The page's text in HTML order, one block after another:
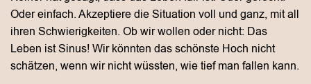
Oder einfach. Akzeptiere die Situation voll und ganz, mit all
ihren Schwierigkeiten. Ob wir wollen oder nicht: Das
Leben ist Sinus! Wir könnten das schönste Hoch nicht
schätzen, wenn wir nicht wüssten, wie tief man fallen kann.